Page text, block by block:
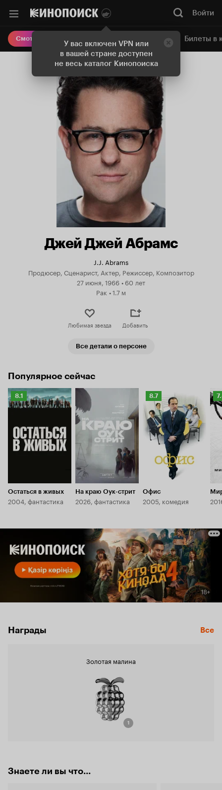
У вас включен VPN или
в вашей стране доступен
не весь каталог Кинопоиска
Войти
Смотреть кино Онлайн-кинотеатр Билеты в
Джей Джей Абрамс
J.J. Abrams
Продюсер, Сценарист, Актер, Режиссер, Композитор
27 июня, 1966 • 60 лет
Рак •1.7 м
Любимая звезда Добавить
Все детали о персоне
Популярное сейчас
Рейтинг
Кинопоиска
8.1
Остаться в живых
2004, фантастика
На краю Оук-стрит
2026, фантастика
Рейтинг
Кинопоиска
8.7
8.7
Офис
2005, комедия
Награды Все
Золотая малина
1
Знаете ли вы что...